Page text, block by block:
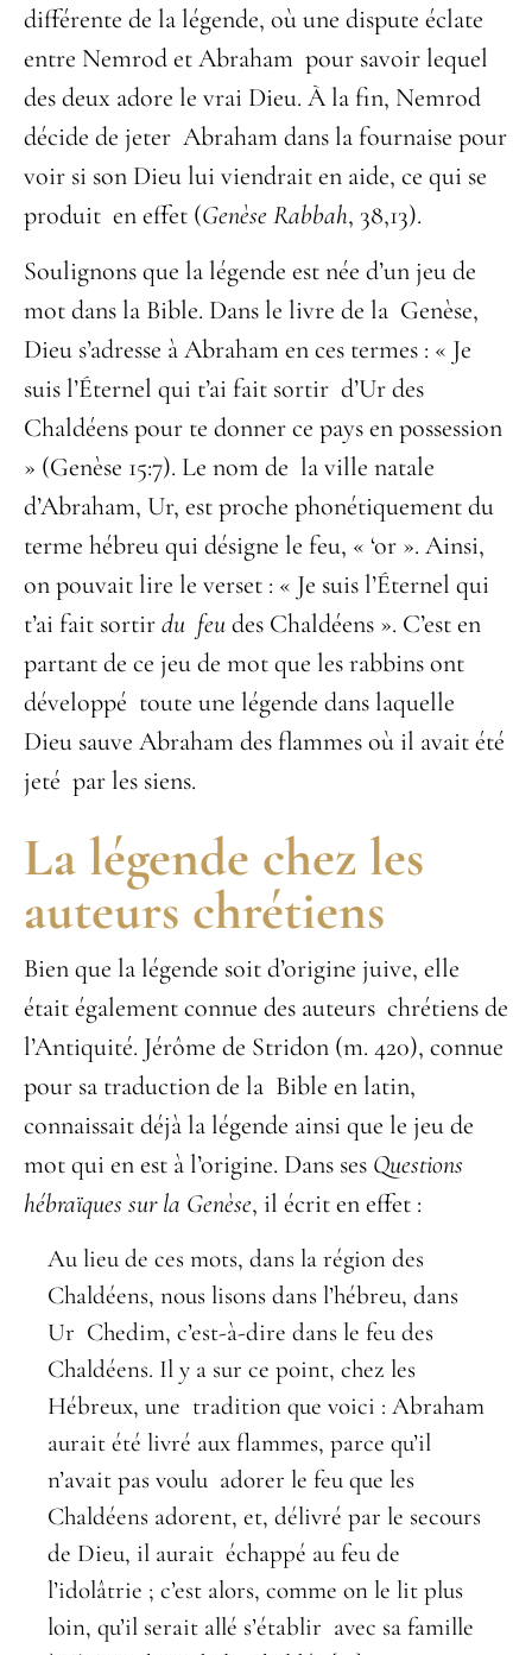
différente de la légende, où une dispute éclate
entre Nemrod et Abraham pour savoir lequel
des deux adore le vrai Dieu. À la fin, Nemrod
décide de jeter Abraham dans la fournaise pour
voir si son Dieu lui viendrait en aide, ce qui se
produit en effet (Genèse Rabbah, 38,13).
Soulignons que la légende est née d’un jeu de
mot dans la Bible. Dans le livre de la Genèse,
Dieu s’adresse à Abraham en ces termes : « Je
suis l’Éternel qui t’ai fait sortir d’Ur des
Chaldéens pour te donner ce pays en possession
» (Genèse 15:7). Le nom de la ville natale
d’Abraham, Ur, est proche phonétiquement du
terme hébreu qui désigne le feu, « ‘or ». Ainsi,
on pouvait lire le verset : « Je suis l’Éternel qui
t’ai fait sortirdu feudes Chaldéens ». C’est en
partant de ce jeu de mot que les rabbins ont
développé toute une légende dans laquelle
Dieu sauve Abraham des flammes où il avait été
jeté par les siens.
La légende chez les
auteurs chrétiens
Bien que la légende soit d’origine juive, elle
était également connue des auteurs chrétiens de
l’Antiquité. Jérôme de Stridon (m. 420), connue
pour sa traduction de la Bible en latin,
connaissait déjà la légende ainsi que le jeu de
mot qui en est à l’origine. Dans ses Questions
hébraïques sur la Genèse, il écrit en effet :
Au lieu de ces mots, dans la région des
Chaldéens, nous lisons dans l’hébreu, dans
Ur Chedim, c’est-à-dire dans le feu des
Chaldéens. Il y a sur ce point, chez les
Hébreux, une tradition que voici : Abraham
aurait été livré aux flammes, parce qu’il
n’avait pas voulu adorer le feu que les
Chaldéens adorent, et, délivré par le secours
de Dieu, il aurait échappé au feu de
l’idolâtrie ; c’est alors, comme on le lit plus
loin, qu’il serait allé s’établir avec sa famille